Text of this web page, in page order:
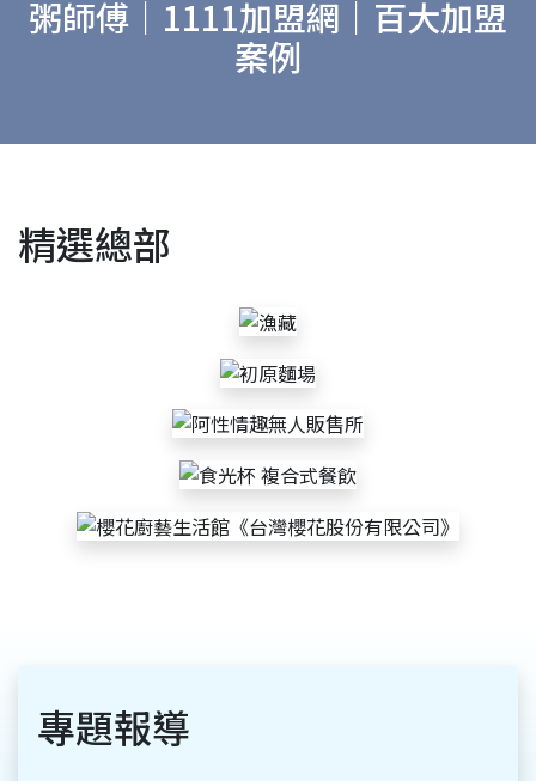
粥師傅｜1111加盟網｜百大加盟
案例
精選總部
專題報導